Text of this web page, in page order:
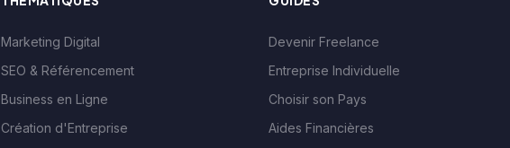
Marketing Digital
SEO & Référencement
Business en Ligne
Création d'Entreprise
Devenir Freelance
Entreprise Individuelle
Choisir son Pays
Aides Financières